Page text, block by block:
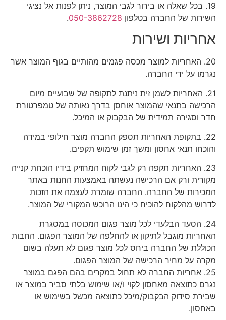
19. בכל שאלה או בירור לגבי המוצר, ניתן לפנות אל נציגי
השירות של החברה בטלפון 050-3862728
.
אחריות ושירות
20. האחריות למוצר מכסה פגמים מהותיים בגוף המוצר אשר
נגרמו על ידי החברה.
21. האחריות לשמן זית ניתנת לתקופה של שבועיים מיום
הרכישה בתנאי שהמוצר אוחסן בדרך נאותה של טמפרטורת
חדר וסגירה תמידית של הבקבוק או המיכל.
22. בתקופת האחריות תספק החברה מוצר חילופי במידה
והוכחו תנאי אחסון ומשך זמן שימוש תקפים.
23. האחריות תקפה רק לגבי לקוח המחזיק בידיו הוכחת קנייה
מקורית ורק אם הרכישה נעשתה באמצעות החנות באתר
המכירות של החברה. החברה שומרת לעצמה את הזכות
לדרוש מהלקוח להוכיח כי הינו הרוכש המקורי של המוצר.
24. הסעד הבלעדי לכל מוצר פגום המכוסה במסגרת
האחריות מוגבל לתיקון או להחלפה של המוצר הפגום. החבות
הכוללת של החברה ביחס לכל מוצר פגום לא תעלה בשום
מקרה על מחיר הרכישה של המוצר הפגום.
25. אחריות החברה לא תחול במקרים בהם הפגם במוצר
נגרם כתוצאה מאחסון לקוי ו/או שימוש בלתי סביר במוצר או
שבירת סידוק הבקבוק/מיכל כתוצאה מכשל בשימוש או
באחסון.